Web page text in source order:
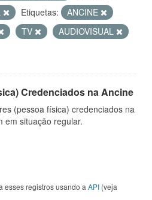
Etiquetas:
ANCINE
TV
AUDIOVISUAL
Credenciados na Ancine
(pessoa física) credenciados na
em situação regular.
esses registros usando a API (veja